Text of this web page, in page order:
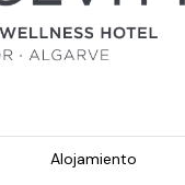
Alojamiento